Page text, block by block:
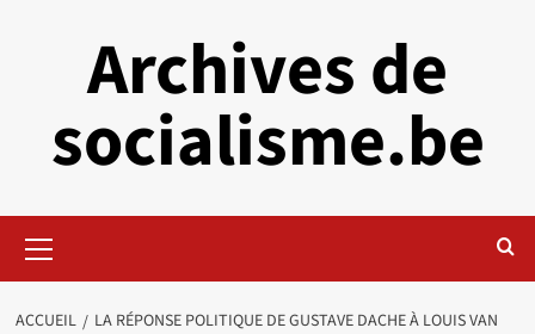
Archives de
socialisme.be
principal
ACCUEIL
LA RÉPONSE POLITIQUE DE GUSTAVE DACHE À LOUIS VAN